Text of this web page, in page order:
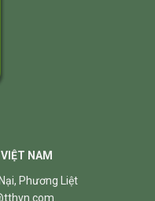
NAM
Phương Liệt